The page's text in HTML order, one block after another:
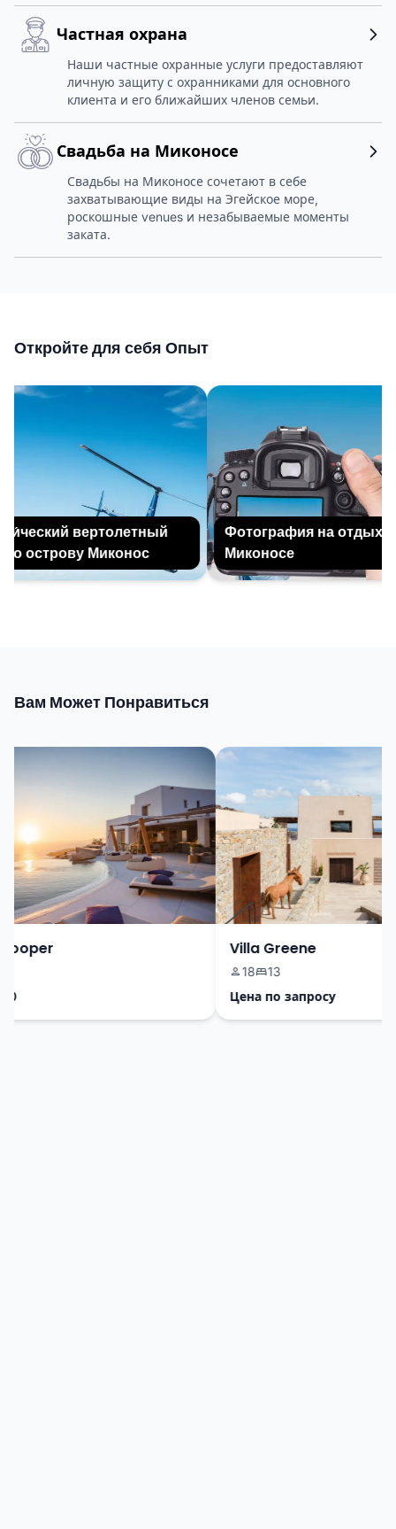
Частная охрана
Наши частные охранные услуги предоставляют
личную защиту с охранниками для основного
клиента и его ближайших членов семьи.
Свадьба на Миконосе
Свадьбы на Миконосе сочетают в себе
захватывающие виды на Эгейское море,
роскошные venues и незабываемые моменты
заката.
Откройте для себя Опыт
вертолетный
острову Миконос
Фотография на отдыхе на
Миконосе
Вам Может Понравиться
Villa Greene
18
13
Цена по запросу